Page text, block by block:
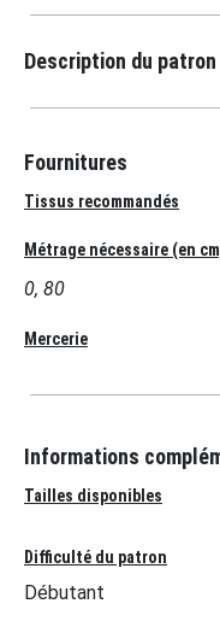
Description du patron
Fournitures
Tissus recommandés
Métrage nécessaire (en
0, 80
Mercerie
Informations
Tailles disponibles
Difficulté du patron
Débutant